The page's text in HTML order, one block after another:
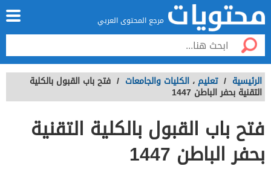
مرجع المحتوى العربي
الرئيسية / تعليم ، الكليات والجامعات / فتح باب القبول بالكلية
التقنية بحفر الباطن 1447
فتح باب القبول بالكلية التقنية
بحفر الباطن 1447